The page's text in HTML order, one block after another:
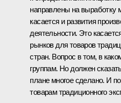
направлены на выработку
касается и развития
деятельности. Это
рынков для товаров
стран. Вопрос в том, в
группам. Но должен
плане многое сделано. И
товарам традиционного